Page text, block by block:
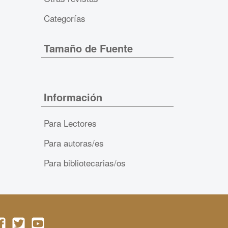
Categorías
Tamaño de Fuente
Información
Para Lectores
Para autoras/es
Para bibliotecarias/os